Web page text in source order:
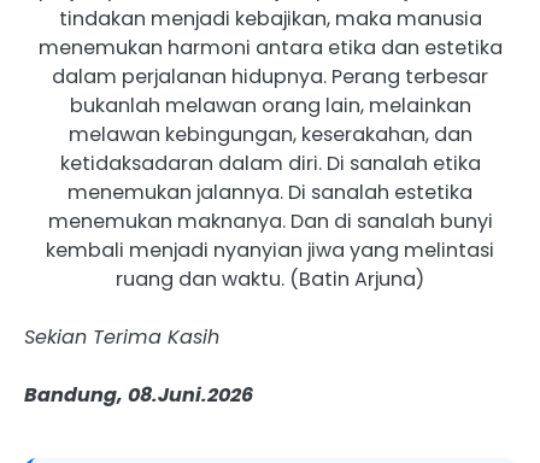
tindakan menjadi kebajikan, maka manusia
menemukan harmoni antara etika dan estetika
dalam perjalanan hidupnya. Perang terbesar
bukanlah melawan orang lain, melainkan
melawan kebingungan, keserakahan, dan
ketidaksadaran dalam diri. Di sanalah etika
menemukan jalannya. Di sanalah estetika
menemukan maknanya. Dan di sanalah bunyi
kembali menjadi nyanyian jiwa yang melintasi
ruang dan waktu. (Batin Arjuna)
Sekian Terima Kasih
Bandung, 08.Juni.2026